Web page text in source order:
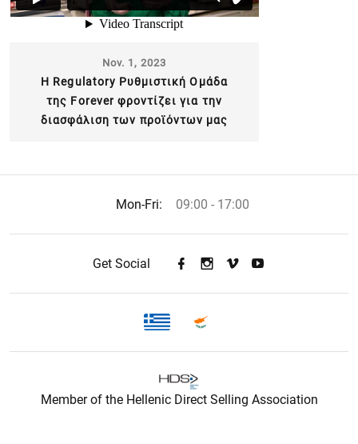
Nov. 1, 2023
H Regulatory Ρυθμιστική Ομάδα
της Forever φροντίζει για την
διασφάλιση των προϊόντων μας
Mon-Fri: 09:00 - 17:00
Get Social
Member of the Hellenic Direct Selling Association